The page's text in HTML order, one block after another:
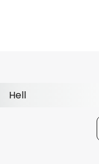
Hell